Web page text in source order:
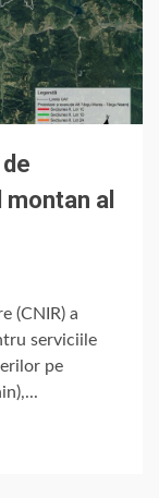
al
(CNIR) a
serviciile
pe